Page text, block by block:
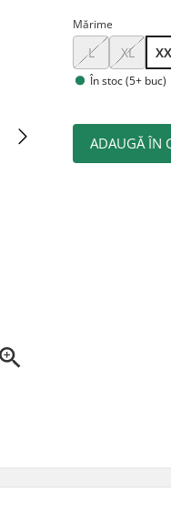
Mărime
L XL
În stoc (5+ buc)
ADAUGĂ ÎN